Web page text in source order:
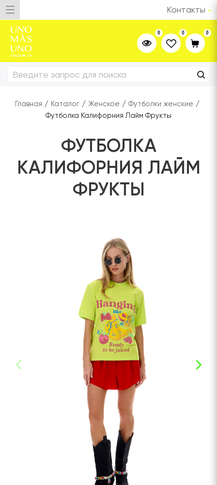
Контакты
0 0 0
Главная / Каталог / Женское / Футболки женские /
Футболка Калифорния Лайм Фрукты
ФУТБОЛКА
КАЛИФОРНИЯ ЛАЙМ
ФРУКТЫ